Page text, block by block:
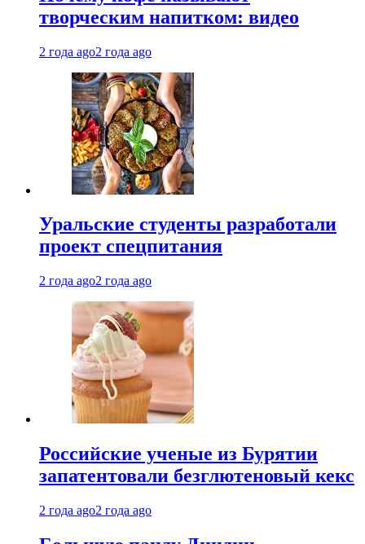
творческим напитком: видео
2 года ago2 года ago
Уральские студенты разработали
проект спецпитания
2 года ago2 года ago
Российские ученые из Бурятии
запатентовали безглютеновый кекс
2 года ago2 года ago